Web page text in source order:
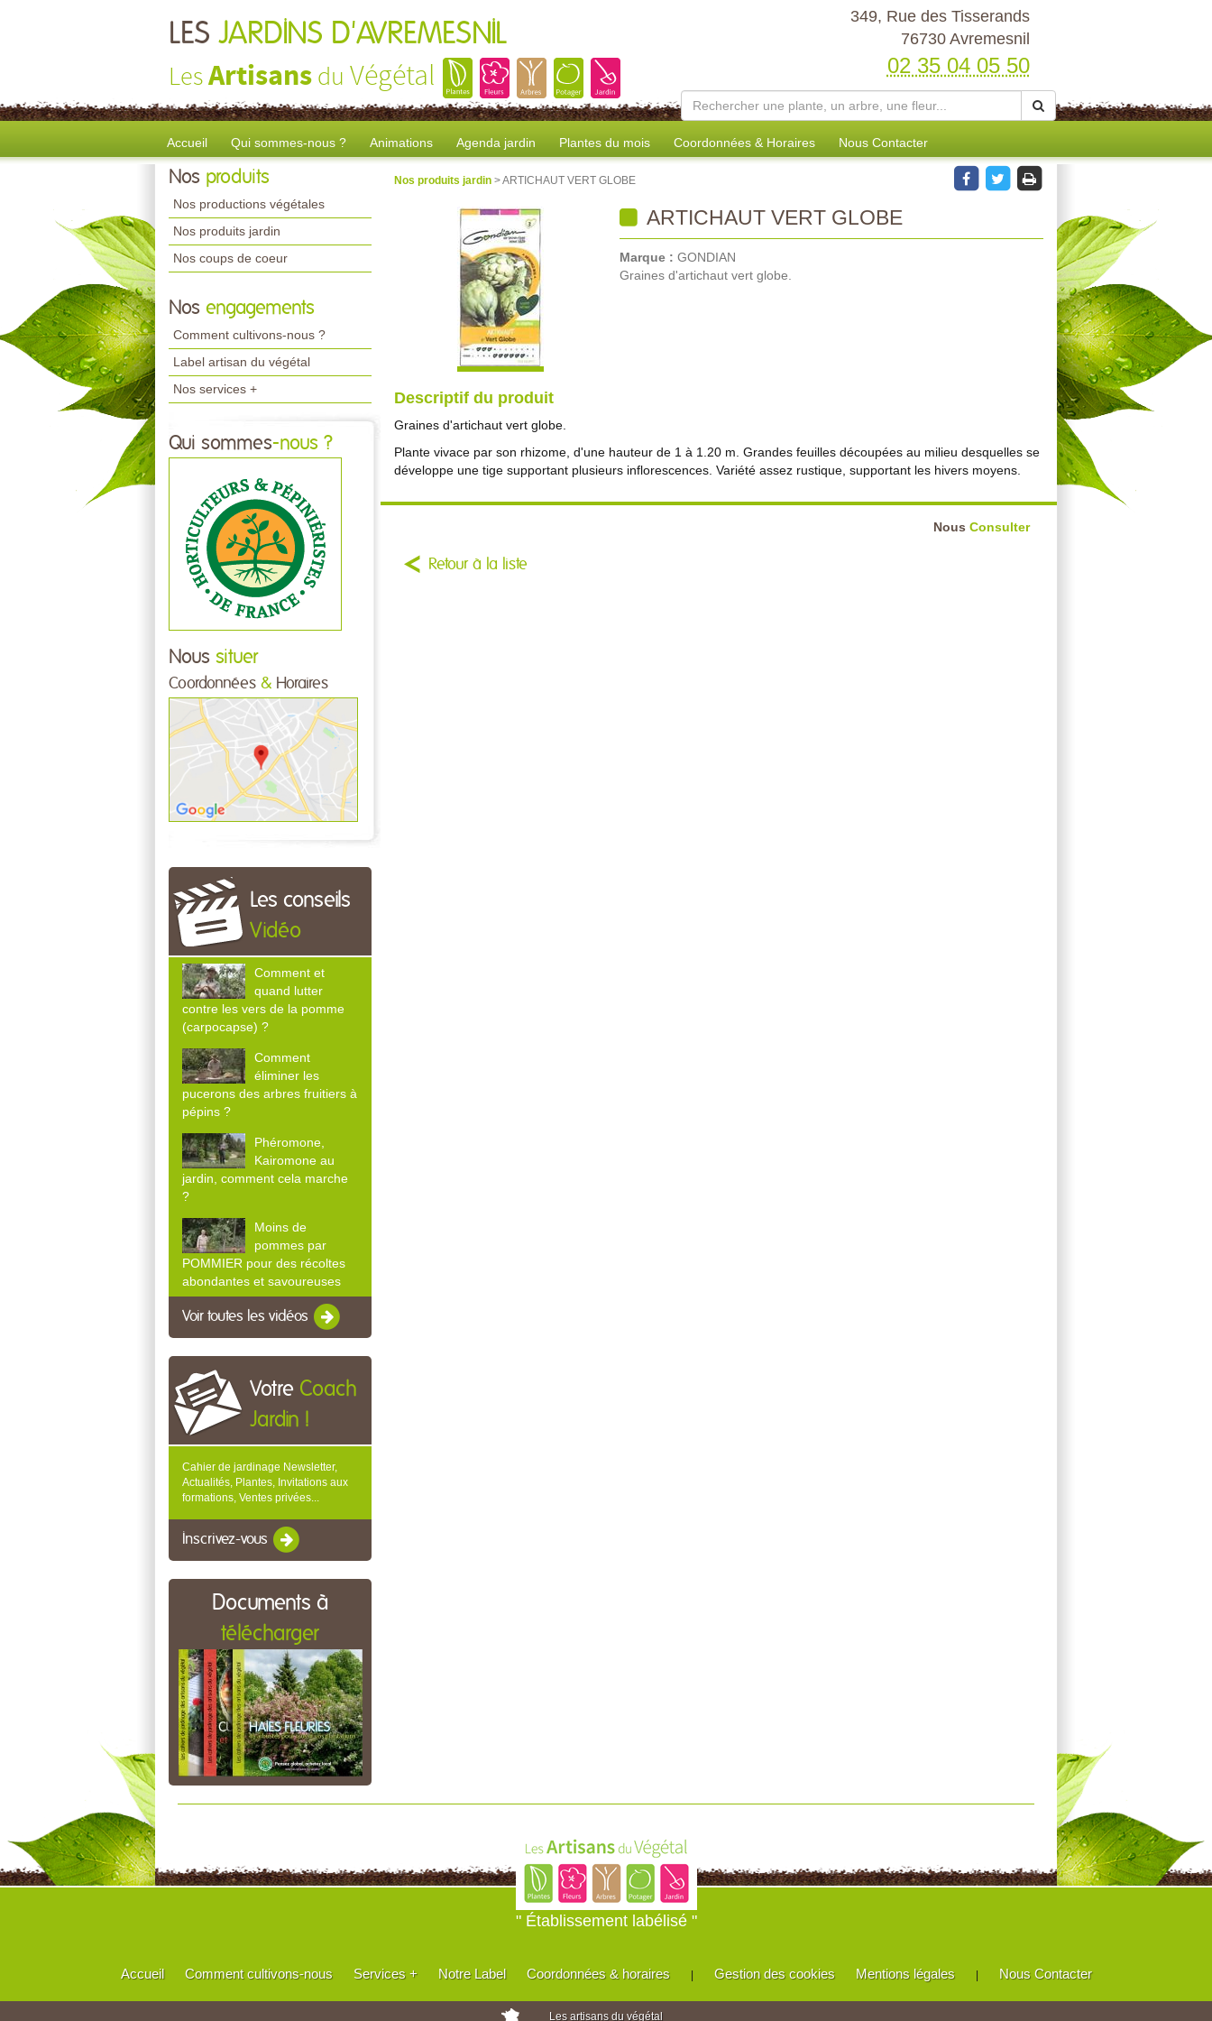
LES JARDINS D'AVREMESNIL
LesArtisans du Végétal
349, Rue des Tisserands
76730 Avremesnil
02 35 04 05 50
Accueil Qui sommes-nous ? Animations Agenda jardin Plantes du mois Coordonnées & Horaires Nous Contacter
Nos produits
Nos productions végétales
Nos produits jardin
Nos coups de coeur
Nos engagements
Comment cultivons-nous ?
Label artisan du végétal
Nos services +
Qui sommes-nous ?
Nous situer
Coordonnées & Horaires
Les conseils
Vidéo
Comment et
quand lutter
contre les vers de la pomme
(carpocapse) ?
Comment
éliminer les
pucerons des arbres fruitiers à
pépins ?
Phéromone,
Kairomone au
jardin, comment cela marche
?
Moins de
pommes par
POMMIER pour des récoltes
abondantes et savoureuses
Voir toutes les vidéos
Votre Coach
Jardin !
Cahier de jardinage Newsletter,
Actualités, Plantes, Invitations aux
formations, Ventes privées...
Inscrivez-vous
Documents à
télécharger
Nos produits jardin > ARTICHAUT VERT GLOBE
ARTICHAUT VERT GLOBE
Marque : GONDIAN
Graines d'artichaut vert globe.
Descriptif du produit
Graines d'artichaut vert globe.
Plante vivace par son rhizome, d'une hauteur de 1 à 1.20 m. Grandes feuilles découpées au milieu desquelles se
développe une tige supportant plusieurs inflorescences. Variété assez rustique, supportant les hivers moyens.
Nous Consulter
Retour à la liste
" Établissement labélisé "
Accueil Comment cultivons-nous Services + Notre Label Coordonnées & horaires | Gestion des cookies Mentions légales | Nous Contacter
Les artisans du végétal